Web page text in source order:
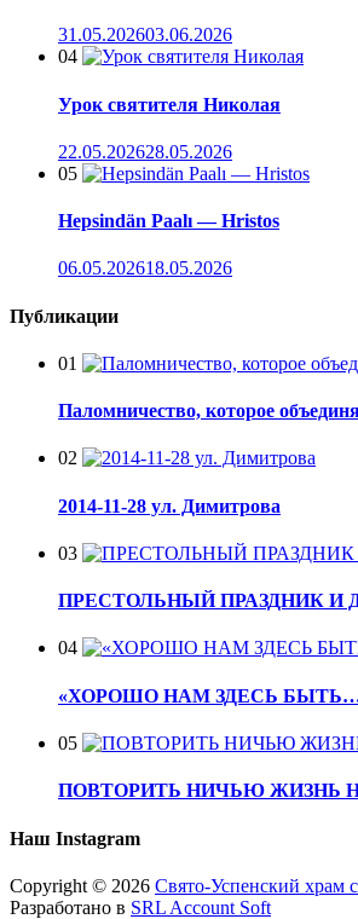
31.05.202603.06.2026
04
Урок святителя Николая
22.05.202628.05.2026
05
Hepsindän Paalı — Hristos
06.05.202618.05.2026
Публикации
01
Паломничество, которое
02
2014-11-28 ул. Димитрова
03
ПРЕСТОЛЬНЫЙ ПРАЗДНИК И
04
«ХОРОШО НАМ ЗДЕСЬ
05
ПОВТОРИТЬ НИЧЬЮ ЖИЗНЬ
Наш Instagram
Copyright © 2026 Свято-Успенский храм
Разработано в SRL Account Soft